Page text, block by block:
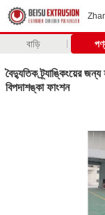
বাড়ি
বৈদ্যুতিক ট্র্যাঙ্কিংয়ের
বিপদাশঙ্কা ফাংশন